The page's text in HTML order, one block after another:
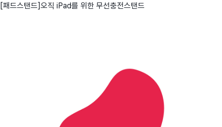
[패드스탠드]오직 iPad를 위한 무선충전스탠드